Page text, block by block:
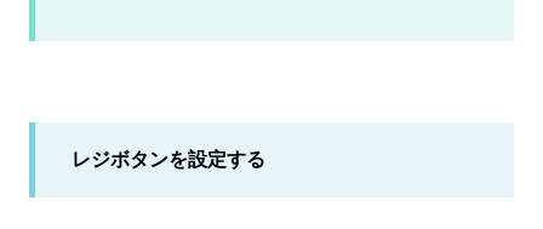
レジボタンを設定する